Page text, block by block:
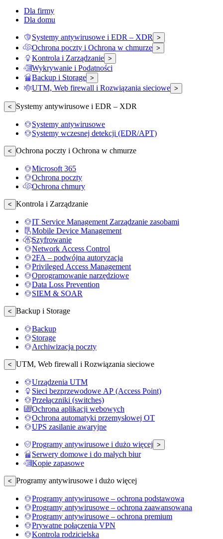
Dla firmy
Dla domu
Systemy antywirusowe i EDR – XDR >
Ochrona poczty i Ochrona w chmurze >
Kontrola i Zarządzanie >
Wykrywanie i Podatności
Backup i Storage >
UTM, Web firewall i Rozwiązania sieciowe >
< Systemy antywirusowe i EDR – XDR
Systemy antywirusowe
Systemy wczesnej detekcji (EDR/APT)
< Ochrona poczty i Ochrona w chmurze
Microsoft 365
Ochrona poczty
Ochrona chmury
< Kontrola i Zarządzanie
IT Service Management Zarządzanie zasobami
Mobile Device Management
Szyfrowanie
Network Access Control
2FA – podwójna autoryzacja
Privileged Access Management
Oprogramowanie narzędziowe
Data Loss Prevention
SIEM & SOAR
< Backup i Storage
Backup
Storage
Archiwizacja poczty
< UTM, Web firewall i Rozwiązania sieciowe
Urządzenia UTM
Sieci bezprzewodowe AP (Access Point)
Przełączniki (switches)
Ochrona aplikacji webowych
Ochrona automatyki przemysłowej OT
UPS zasilanie awaryjne
Programy antywirusowe i dużo więcej >
Serwery domowe i do małych biur
Kopie zapasowe
< Programy antywirusowe i dużo więcej
Programy antywirusowe – ochrona podstawowa
Programy antywirusowe – ochrona zaawansowana
Programy antywirusowe – ochrona premium
Prywatne połączenia VPN
Kontrola rodzicielska